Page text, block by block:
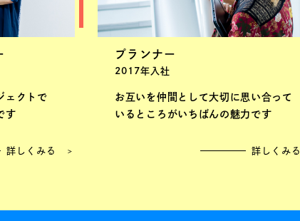
ェクトで
す
詳しくみる
プランナー
2017年入社
お互いを仲間として大切に思い合って
いるところがいちばんの魅力です
詳しくみる